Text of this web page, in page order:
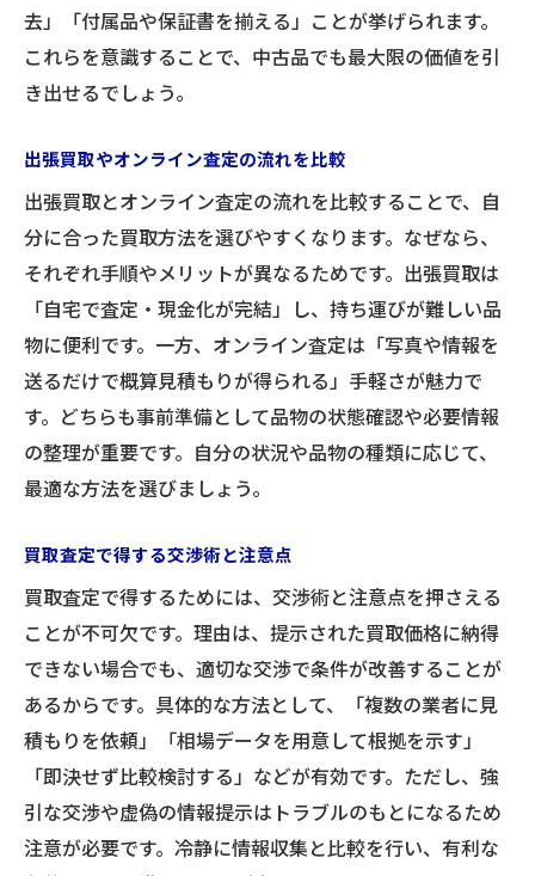
去」「付属品や保証書を揃える」ことが挙げられます。
これらを意識することで、中古品でも最大限の価値を引
き出せるでしょう。
出張買取やオンライン査定の流れを比較
出張買取とオンライン査定の流れを比較することで、自
分に合った買取方法を選びやすくなります。なぜなら、
それぞれ手順やメリットが異なるためです。出張買取は
「自宅で査定・現金化が完結」し、持ち運びが難しい品
物に便利です。一方、オンライン査定は「写真や情報を
送るだけで概算見積もりが得られる」手軽さが魅力で
す。どちらも事前準備として品物の状態確認や必要情報
の整理が重要です。自分の状況や品物の種類に応じて、
最適な方法を選びましょう。
買取査定で得する交渉術と注意点
買取査定で得するためには、交渉術と注意点を押さえる
ことが不可欠です。理由は、提示された買取価格に納得
できない場合でも、適切な交渉で条件が改善することが
あるからです。具体的な方法として、「複数の業者に見
積もりを依頼」「相場データを用意して根拠を示す」
「即決せず比較検討する」などが有効です。ただし、強
引な交渉や虚偽の情報提示はトラブルのもとになるため
注意が必要です。冷静に情報収集と比較を行い、有利な